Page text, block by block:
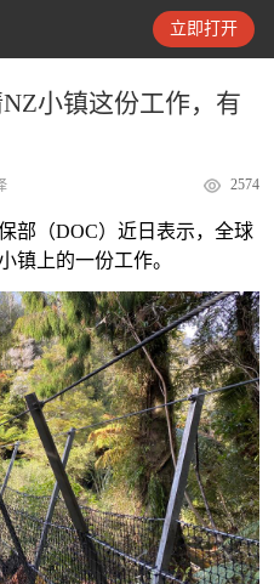
立即打开
闻
小镇这份工作，有
2574
部（DOC）近日表示，全球
镇上的一份工作。